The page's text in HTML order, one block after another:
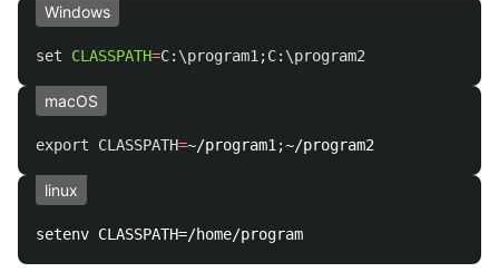
Windows
set CLASSPATH=C:\program1 ;C:\program2
macOS
export CLASSPATH=~/program1 ;
linux